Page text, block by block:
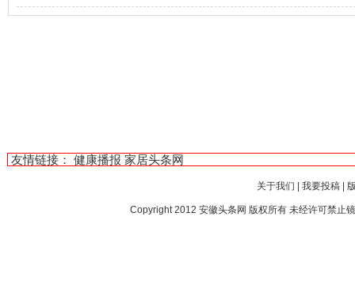
友情链接： 健康播报 家居头条网
关于我们 我要投稿|
Copyright 2012 安徽头条网 版权所有 未经许可禁止